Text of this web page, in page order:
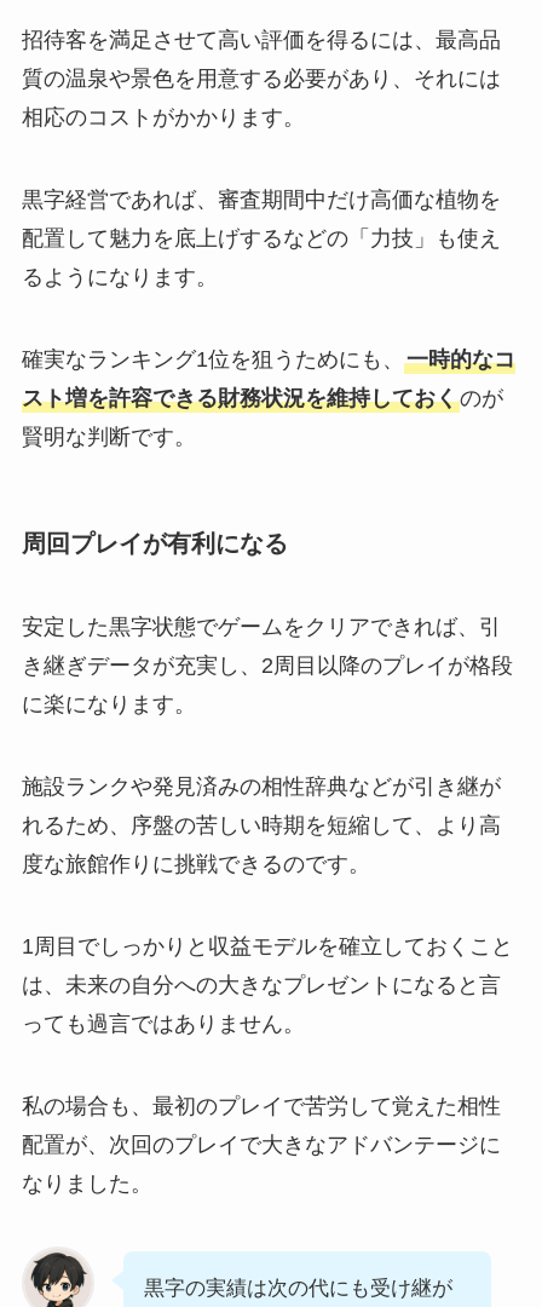
招待客を満足させて高い評価を得るには、最高品
質の温泉や景色を用意する必要があり、それには
相応のコストがかかります。
黒字経営であれば、審査期間中だけ高価な植物を
配置して魅力を底上げするなどの「力技」も使え
るようになります。
確実なランキング1位を狙うためにも、 一時的なコ
スト増を許容できる財務状況を維持しておくのが
賢明な判断です。
周回プレイが有利になる
安定した黒字状態でゲームをクリアできれば、引
き継ぎデータが充実し、2周目以降のプレイが格段
に楽になります。
施設ランクや発見済みの相性辞典などが引き継が
れるため、序盤の苦しい時期を短縮して、より高
度な旅館作りに挑戦できるのです。
1周目でしっかりと収益モデルを確立しておくこと
は、未来の自分への大きなプレゼントになると言
っても過言ではありません。
私の場合も、最初のプレイで苦労して覚えた相性
配置が、次回のプレイで大きなアドバンテージに
なりました。
黒字の実績は次の代にも受け継が